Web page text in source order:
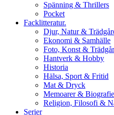
Spänning & Thrillers
Pocket
Facklitteratur.
Djur, Natur &
Ekonomi & Samhälle
Foto, Konst &
Hantverk & Hobby
Historia
Hälsa, Sport & Fritid
Mat & Dryck
Memoarer &
Religion, Filosofi &
Serier